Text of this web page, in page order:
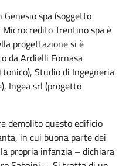
spa (soggetto
Trentino spa è
progettazione si è
da Ardielli Fornasa
Studio di Ingegneria
Ingea srl (progetto
demolito questo edificio
in cui buona parte dei
propria infanzia – dichiara